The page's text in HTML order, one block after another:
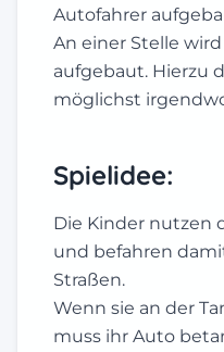
Autofahrer
An einer Stelle
aufgebaut. Hierzu
möglichst
Spielidee:
Die Kinder nutzen
und befahren
Straßen.
Wenn sie an der
muss ihr Auto